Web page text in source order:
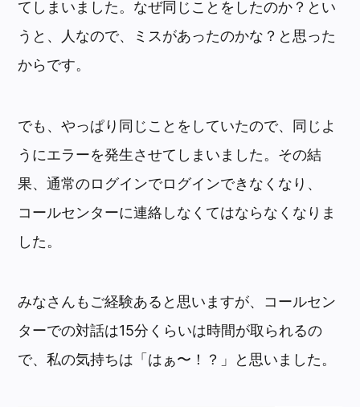
てしまいました。なぜ同じことをしたのか？とい
うと、人なので、ミスがあったのかな？と思った
からです。
でも、やっぱり同じことをしていたので、同じよ
うにエラーを発生させてしまいました。その結
果、通常のログインでログインできなくなり、
コールセンターに連絡しなくてはならなくなりま
した。
みなさんもご経験あると思いますが、コールセン
ターでの対話は15分くらいは時間が取られるの
で、私の気持ちは「はぁ〜！？」と思いました。